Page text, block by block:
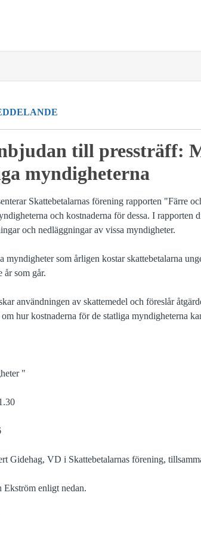
till pressträff:
myndigheterna
Skattebetalarnas förening rapporten "Färre
och kostnaderna för dessa. I rapporten
och nedläggningar av vissa myndigheter.
myndigheter som årligen kostar skattebetalarna
år som går.
användningen av skattemedel och föreslår
hur kostnaderna för de statliga myndigheterna
"
Gidehag, VD i Skattebetalarnas förening,
enligt nedan.